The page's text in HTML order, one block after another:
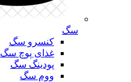
سگ
کنسرو سگ
غذای پوچ سگ
پودینگ سگ
ووم سگ